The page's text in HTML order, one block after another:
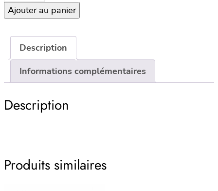
Medium
synthétique
Petrol
Ajouter au panier
Description
Informations complémentaires
Description
Produits similaires